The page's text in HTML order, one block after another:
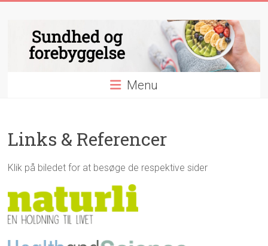
og
forebyggelse
videnskab
indenfor
sundhed
forebyggelse
Menu
Links & Referencer
Klik på biledet for at besøge de respektive sider